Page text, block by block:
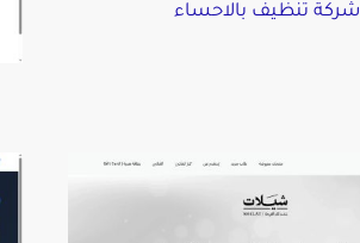
شركة تنظيف بالاحساء